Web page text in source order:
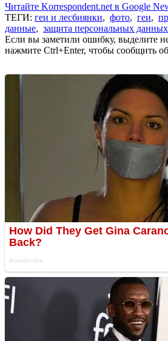
Читайте Korrespondent.net в Google
ТЕГИ: геи и лесбиянки, фото, геи,
данные, защита персональных данных
Если вы заметили ошибку, выделите
нажмите Ctrl+Enter, чтобы сообщить